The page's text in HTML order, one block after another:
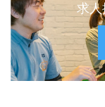
求人